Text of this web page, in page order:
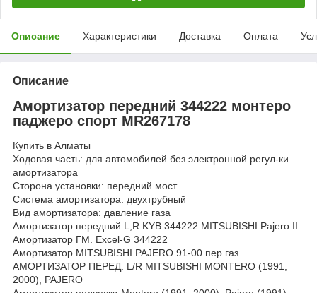
Описание Характеристики Доставка Оплата
Описание
Амортизатор передний 344222 монтеро
паджеро спорт MR267178
Купить в Алматы
Ходовая часть: для автомобилей без электронной регул-ки
амортизатора
Сторона установки: передний мост
Система амортизатора: двухтрубный
Вид амортизатора: давление газа
Амортизатор передний L,R KYB 344222 MITSUBISHI Pajero II
Амортизатор ГМ. Excel-G 344222
Амортизатор MITSUBISHI PAJERO 91-00 пер.газ.
АМОРТИЗАТОР ПЕРЕД. L/R MITSUBISHI MONTERO (1991,
2000), PAJERO